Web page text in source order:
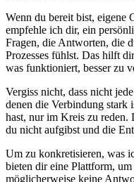
Wenn du bereit bist, eigene
empfehle ich dir, ein
Fragen,​ die Antworten, ⁣die
Prozesses fühlst. Das hilft
was funktioniert, besser zu
Vergiss‌ nicht, dass nicht
denen die Verbindung stark
hast, nur im Kreis zu reden.
du nicht aufgibst und die⁢
Um zu konkretisieren, was
bieten dir eine Plattform,
möglicherweise keine